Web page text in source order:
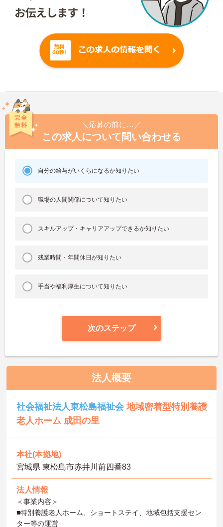
＼応募の前に…／
この求人について問い合わせる
自分の給与がいくらになるか知りたい
職場の人間関係について知りたい
スキルアップ・キャリアアップできるか知りたい
残業時間・年間休日が知りたい
手当や福利厚生について知りたい
次のステップ
法人概要
社会福祉法人東松島福祉会地域密着型特別養護
老人ホーム 成田の里
本社(本拠地)
宮城県 東松島市赤井川前四番83
法人情報
＜事業内容＞
■特別養護老人ホーム、ショートステイ、地域包括支援セン
ター等の運営